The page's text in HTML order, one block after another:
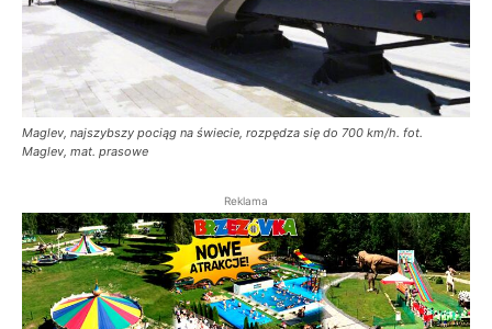
Maglev, najszybszy pociąg na świecie, rozpędza się do 700 km/h. fot.
Maglev, mat. prasowe
Reklama